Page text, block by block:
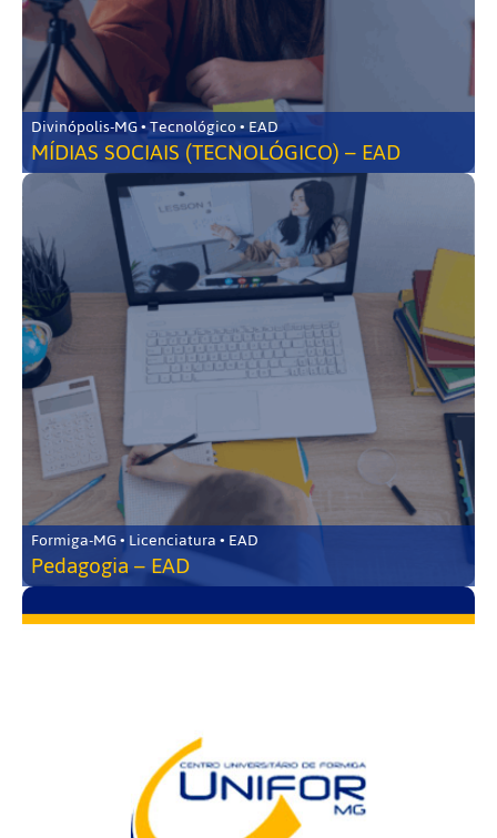
Divinópolis-MG • Tecnológico • EAD
MÍDIAS SOCIAIS (TECNOLÓGICO) – EAD
Formiga-MG • Licenciatura • EAD
Pedagogia – EAD